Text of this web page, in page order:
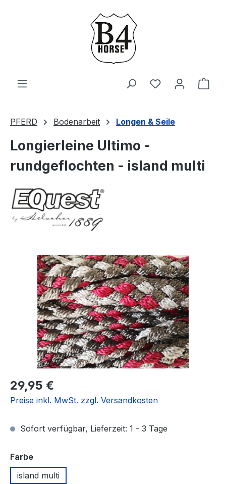
Zum Hauptinhalt springen
Du hast 0
PFERD Bodenarbeit Longen & Seile
Longierleine Ultimo -
rundgeflochten - island multi
Regulärer Preis:
29,95 €
Preise inkl. MwSt. zzgl. Versandkosten
Sofort verfügbar, Lieferzeit: 1 - 3 Tage
Farbeauswählen
island multi